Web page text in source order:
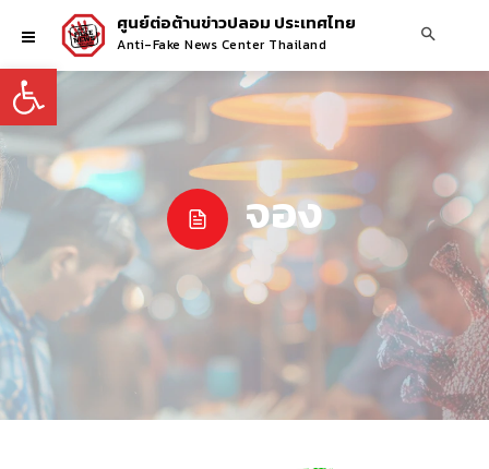
Open toolbar
ศูนย์ต่อต้านข่าวปลอม ประเทศไทย
Anti-Fake News Center Thailand
จอง